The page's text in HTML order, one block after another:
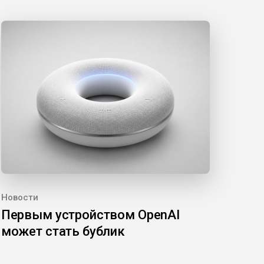
Новости
Первым устройством OpenAI
может стать бублик